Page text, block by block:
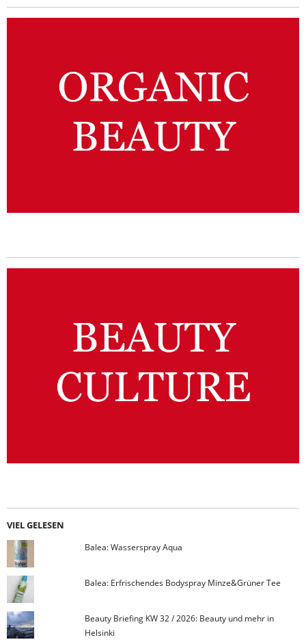
VIEL GELESEN
Balea: Wasserspray Aqua
Balea: Erfrischendes Bodyspray Minze&Grüner Tee
Beauty Briefing KW 32 / 2026: Beauty und mehr in
Helsinki